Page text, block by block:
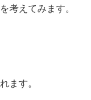
考えてみます。
ます。